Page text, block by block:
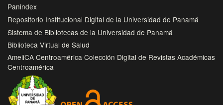
Panindex
Repositorio Institucional Digital de la Universidad de Panamá
Sistema de Bibliotecas de la Universidad de Panamá
Biblioteca Virtual de Salud
AmeliCA Centroamérica Colección Digital de Revistas Académicas
Centroamérica